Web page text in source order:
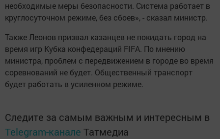
необходимые меры безопасности. Система работает в
круглосуточном режиме, без сбоев», - сказал министр.
Также Леонов призвал казанцев не покидать город на
время игр Кубка конфедераций FIFA. По мнению
министра, проблем с передвижением в городе во время
соревнований не будет. Общественный транспорт
будет работать в усиленном режиме.
Следите за самым важным и интересным в
Telegram-канале Татмедиа